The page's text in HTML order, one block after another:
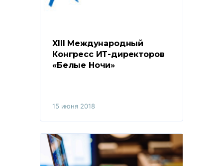
XIII Международный
Конгресс ИТ-директоров
«Белые Ночи»
15 июня 2018